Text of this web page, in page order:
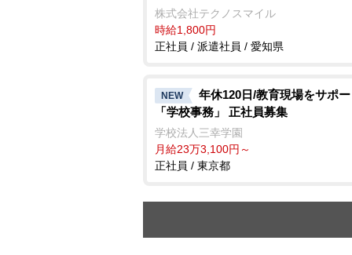
株式会社テクノスマイル
時給1,800円
正社員 / 派遣社員 / 愛知県
NEW
年休120日/教育現場をサポ
「学校事務」 正社員募集
学校法人三幸学園
月給23万3,100円～
正社員 / 東京都